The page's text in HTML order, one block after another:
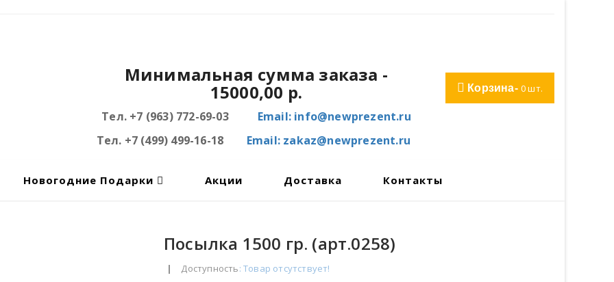
Минимальная сумма заказа -
15000,00 р.
Тел. +7 (963) 772-69-03 Email: info@newprezent.ru
Тел. +7 (499) 499-16-18 Email: zakaz@newprezent.ru
Корзина- 0шт.
Новогодние Подарки Акции Доставка Контакты
Посылка 1500 гр. (арт.0258)
| Доступность: Товар отсутствует!